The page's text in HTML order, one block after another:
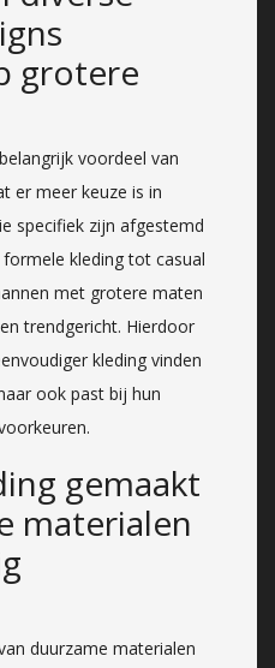
grotere
voordeel van
er meer keuze is in
specifiek zijn afgestemd
kleding tot casual
met grotere maten
trendgericht. Hierdoor
kleding vinden
ook past bij hun
gemaakt
materialen
duurzame materialen